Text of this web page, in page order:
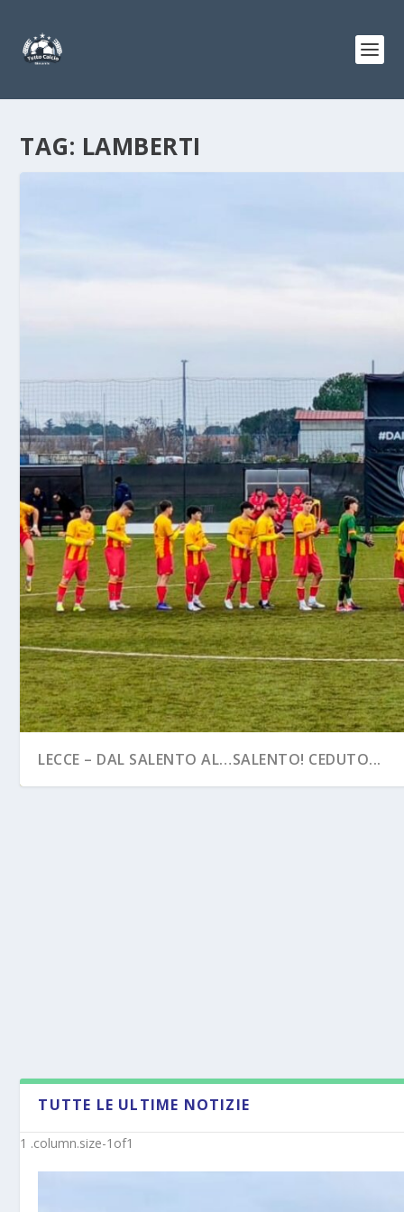
TAG: LAMBERTI
LECCE – DAL SALENTO AL…SALENTO! CEDUTO...
TUTTE LE ULTIME NOTIZIE